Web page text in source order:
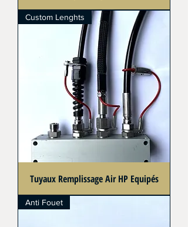
Custom Lenghts
Tuyaux Remplissage Air HP Equipés
Anti Fouet